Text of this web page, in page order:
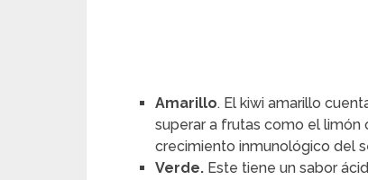
Amarillo. El kiwi amarillo
superar a frutas como el limón
crecimiento inmunológico del
Verde. Este tiene un sabor